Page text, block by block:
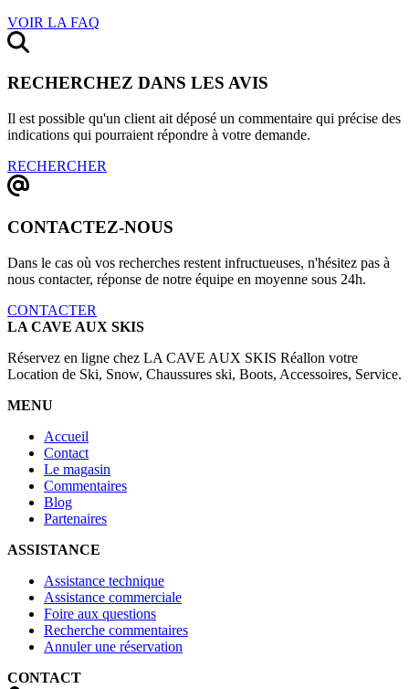
VOIR LA FAQ
RECHERCHEZ DANS LES AVIS
Il est possible qu'un client ait déposé un commentaire qui précise des
indications qui pourraient répondre à votre demande.
RECHERCHER
CONTACTEZ-NOUS
Dans le cas où vos recherches restent infructueuses, n'hésitez pas à
nous contacter, réponse de notre équipe en moyenne sous 24h.
CONTACTER
LA CAVE AUX SKIS
Réservez en ligne chez LA CAVE AUX SKIS Réallon votre
Location de Ski, Snow, Chaussures ski, Boots, Accessoires, Service.
MENU
Accueil
Contact
Le magasin
Commentaires
Blog
Partenaires
ASSISTANCE
Assistance technique
Assistance commerciale
Foire aux questions
Recherche commentaires
Annuler une réservation
CONTACT